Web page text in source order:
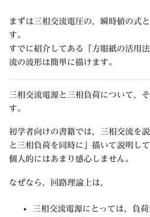
まずは三相交流電圧の，瞬時値の式
す。
すでに紹介してある「方眼紙の活用
流の波形は簡単に描けます。
三相交流電源と三相負荷について，
す。
初学者向けの書籍では，三相交流を
と三相負荷を同時に」描いて説明し
個人的にはあまり感心しません。
なぜなら，回路理論上は，
三相交流電源にとっては，負